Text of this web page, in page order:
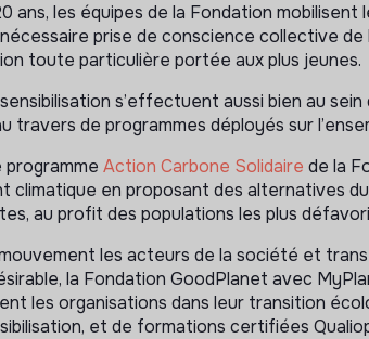
ans, les équipes de la Fondation
prise de conscience collective
toute particulière portée aux plus jeunes.
s’effectuent aussi bien au sein
travers de programmes déployés sur
Action Carbone Solidaire de la
climatique en proposant des alternatives
au profit des populations les plus
les acteurs de la société et
la Fondation GoodPlanet avec
les organisations dans leur transition
et de formations certifiées